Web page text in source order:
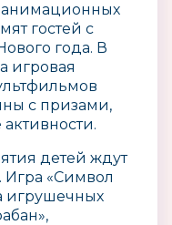
гостей с
года. В
игровая
с призами,
детей ждут
Игра «Символ
игрушечных